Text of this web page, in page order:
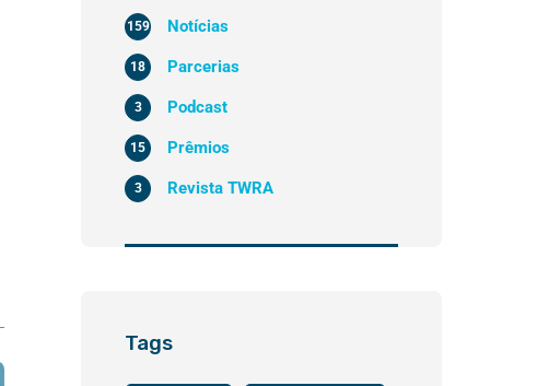
Notícias
159
Parcerias
18
Podcast
3
Prêmios
15
Revista TWRA
3
Tags